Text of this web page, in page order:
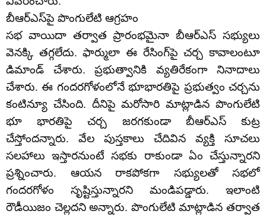
బీఆర్‌ఎస్‌పై పొంగులేటి ఆగ్రహం
సభ వాయిదా తర్వాత ప్రారంభమైనా బీఆర్‌ఎస్ సభ్యులు
వెనక్కి తగ్గలేదు. ఫార్ములా ఈ రేసింగ్‌పై చర్చ కావాలంటూ
డిమాండ్ చేశారు. ప్రభుత్వానికి వ్యతిరేకంగా నినాదాలు
చేశారు. ఈ గందరగోళంలోనే భూభారతిపై ప్రభుత్వం చర్చను
కంటిన్యూ చేసింది. దీనిపై మరోసారి మాట్లాడిన పొంగులేటి
భూ భారతిపై చర్చ జరగకుండా బీఆర్‌ఎస్ కుట్ర
చేస్తోందన్నారు. వేల పుస్తకాలు చేదివిన వ్యక్తి సూచలు
సలహాలు ఇస్తారనుంటే సభకు రాకుండా ఏం చేస్తున్నారని
ప్రశ్నించారు. ఆయన రాకపోకగా సభ్యులతో సభలో
గందరగోళం సృష్టిస్తున్నారని మండిపడ్డారు. ఇలాంటి
రౌడీయిజం చెల్లదని అన్నారు. పొంగులేటి మాట్లాడిన తర్వాత